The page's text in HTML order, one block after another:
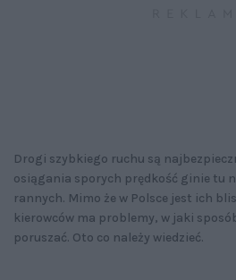
Drogi szybkiego ruchu są
osiągania sporych prędkość ginie tu
rannych. Mimo że w Polsce jest ich
kierowców ma problemy, w jaki
poruszać. Oto co należy wiedzieć.